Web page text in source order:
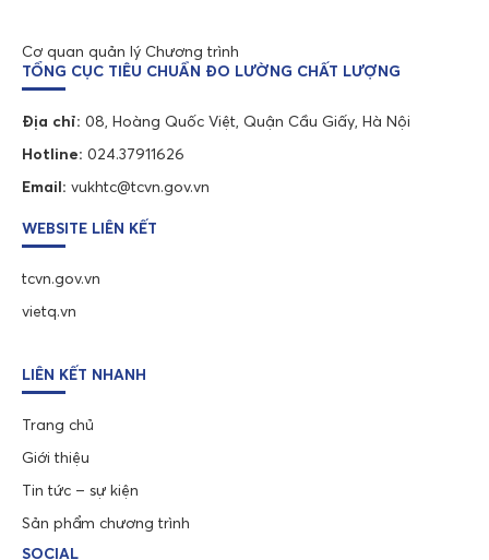
Cơ quan quản lý Chương trình
TỔNG CỤC TIÊU CHUẨN ĐO LƯỜNG CHẤT LƯỢNG
Địa chỉ: 08, Hoàng Quốc Việt, Quận Cầu Giấy, Hà Nội
Hotline: 024.37911626
Email: vukhtc@tcvn.gov.vn
WEBSITE LIÊN KẾT
tcvn.gov.vn
vietq.vn
LIÊN KẾT NHANH
Trang chủ
Giới thiệu
Tin tức – sự kiện
Sản phẩm chương trình
SOCIAL